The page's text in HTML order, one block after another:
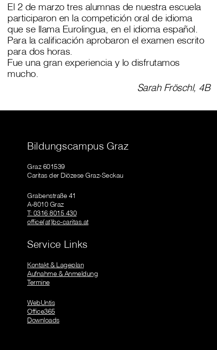
El 2 de marzo tres alumnas de nuestra escuela
participaron en la competición oral de idioma
que se llama Eurolingua, en el idioma español.
Para la calificación aprobaron el examen escrito
para dos horas.
Fue una gran experiencia y lo disfrutamos
mucho.
Sarah Fröschl, 4B
Bildungscampus Graz
Graz 601539
Caritas der Diözese Graz-Seckau
Grabenstraße 41
A-8010 Graz
T: 0316 8015 430
office(at)bc-caritas.at
Service Links
Kontakt & Lageplan
Aufnahme & Anmeldung
Termine
WebUntis
Office365
Downloads